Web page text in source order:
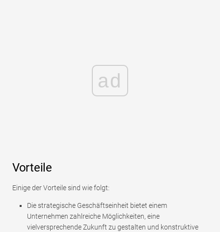
ad
Vorteile
Einige der Vorteile sind wie folgt:
Die strategische Geschäftseinheit bietet einem
Unternehmen zahlreiche Möglichkeiten, eine
vielversprechende Zukunft zu gestalten und konstruktive